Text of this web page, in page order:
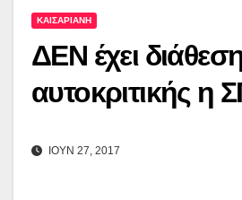
ΚΑΙΣΑΡΙΑΝΗ
ΔΕΝ έχει
αυτοκριτικής η
ΙΟΥΝ 27, 2017